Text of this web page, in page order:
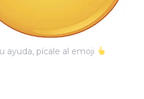
ayuda, pícale al emoji